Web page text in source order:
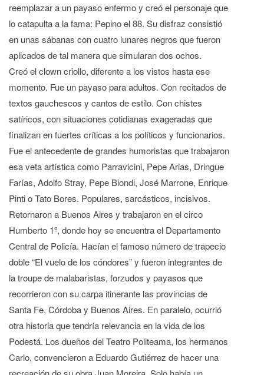
reemplazar a un payaso enfermo y creó el personaje que
lo catapulta a la fama: Pepino el 88. Su disfraz consistió
en unas sábanas con cuatro lunares negros que fueron
aplicados de tal manera que simularan dos ochos.
Creó el clown criollo, diferente a los vistos hasta ese
momento. Fue un payaso para adultos. Con recitados de
textos gauchescos y cantos de estilo. Con chistes
satíricos, con situaciones cotidianas exageradas que
finalizan en fuertes críticas a los políticos y funcionarios.
Fue el antecedente de grandes humoristas que trabajaron
esa veta artística como Parravicini, Pepe Arias, Dringue
Farías, Adolfo Stray, Pepe Biondi, José Marrone, Enrique
Pinti o Tato Bores. Populares, sarcásticos, incisivos.
Retornaron a Buenos Aires y trabajaron en el circo
Humberto 1º, donde hoy se encuentra el Departamento
Central de Policía. Hacían el famoso número de trapecio
doble “El vuelo de los cóndores” y fueron integrantes de
la troupe de malabaristas, forzudos y payasos que
recorrieron con su carpa itinerante las provincias de
Santa Fe, Córdoba y Buenos Aires. En paralelo, ocurrió
otra historia que tendría relevancia en la vida de los
Podestá. Los dueños del Teatro Politeama, los hermanos
Carlo, convencieron a Eduardo Gutiérrez de hacer una